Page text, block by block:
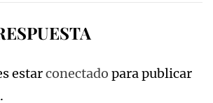
estarconectado para publicar